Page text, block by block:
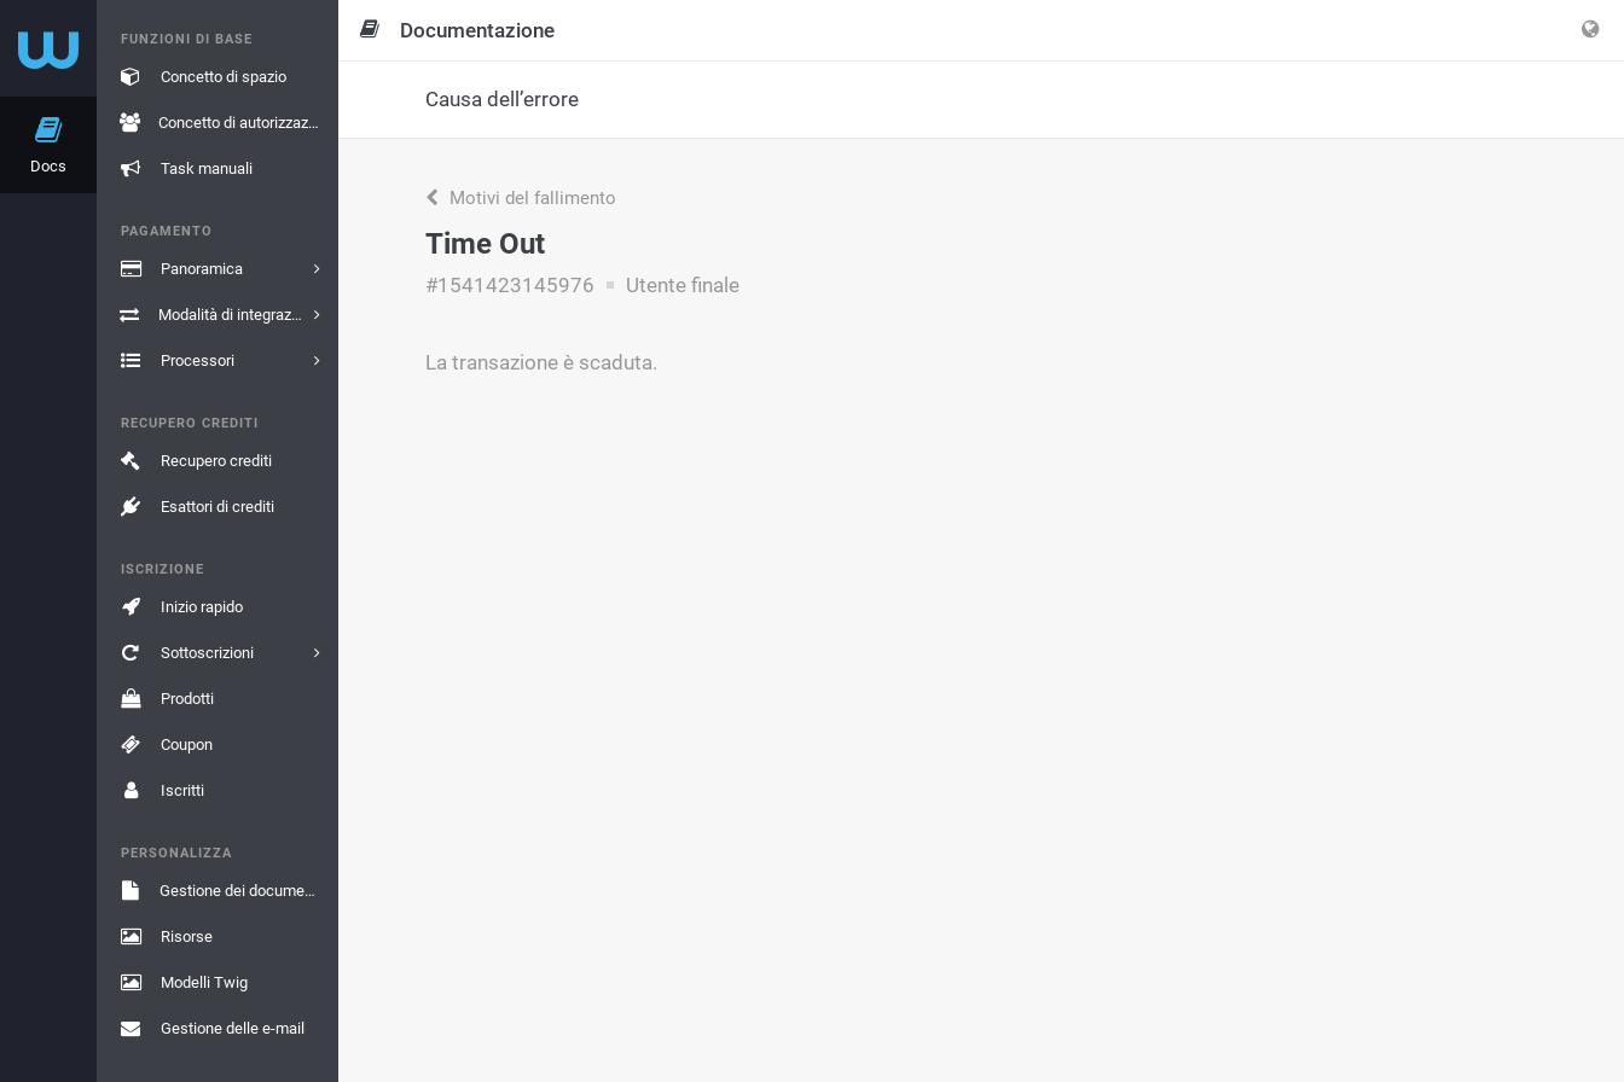
Docs
FUNZIONI DI BASE
Concetto di spazio
Concetto di autorizzazione
Task manuali
PAGAMENTO
Panoramica
Modalità di integrazione
Processori
RECUPERO CREDITI
Recupero crediti
Esattori di crediti
ISCRIZIONE
Inizio rapido
Sottoscrizioni
Prodotti
Coupon
Iscritti
PERSONALIZZA
Gestione dei documenti
Risorse
Modelli Twig
Gestione delle e-mail
Documentazione
Causa dell’errore
Motivi del fallimento
Time Out
#1541423145976 Utente finale
La transazione è scaduta.